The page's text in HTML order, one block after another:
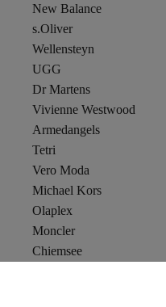
New Balance
s.Oliver
Wellensteyn
UGG
Dr Martens
Vivienne Westwood
Armedangels
Tetri
Vero Moda
Michael Kors
Olaplex
Moncler
Chiemsee